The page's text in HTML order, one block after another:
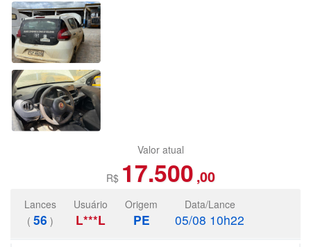
Valor atual
R$ 17.500 ,00
Lances
( 56 )
Usuário
L***L
Origem
PE
Data/Lance
05/08 10h22